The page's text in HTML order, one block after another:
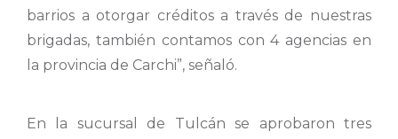
barrios a otorgar créditos a través de nuestras
brigadas, también contamos con 4 agencias en
la provincia de Carchi”, señaló.
En la sucursal de Tulcán se aprobaron tres